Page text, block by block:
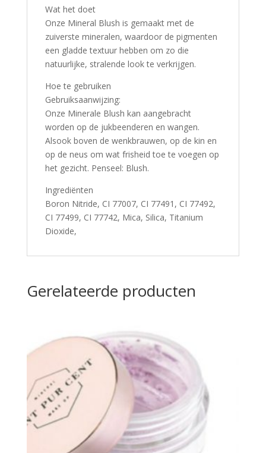
Wat het doet
Onze Mineral Blush is gemaakt met de
zuiverste mineralen, waardoor de pigmenten
een gladde textuur hebben om zo die
natuurlijke, stralende look te verkrijgen.
Hoe te gebruiken
Gebruiksaanwijzing:
Onze Minerale Blush kan aangebracht
worden op de jukbeenderen en wangen.
Alsook boven de wenkbrauwen, op de kin en
op de neus om wat frisheid toe te voegen op
het gezicht. Penseel: Blush.
Ingrediënten
Boron Nitride, CI 77007, CI 77491, CI 77492,
CI 77499, CI 77742, Mica, Silica, Titanium
Dioxide,
Gerelateerde producten